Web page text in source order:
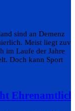
sind an Demenz
Meist liegt
im Laufe der Jahre
Doch kann Sport